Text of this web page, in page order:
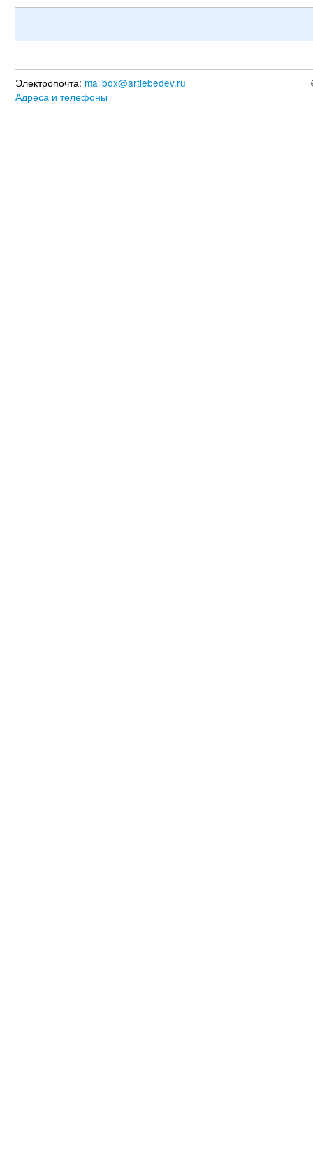
Электропочта: mailbox@artlebedev.ru
Адреса и телефоны